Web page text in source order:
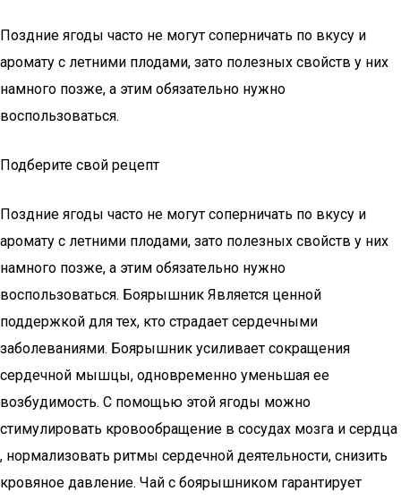
Поздние ягоды часто не могут соперничать по вкусу и
аромату с летними плодами, зато полезных свойств у них
намного позже, а этим обязательно нужно
воспользоваться.
Подберите свой рецепт
Поздние ягоды часто не могут соперничать по вкусу и
аромату с летними плодами, зато полезных свойств у них
намного позже, а этим обязательно нужно
воспользоваться. Боярышник Является ценной
поддержкой для тех, кто страдает сердечными
заболеваниями. Боярышник усиливает сокращения
сердечной мышцы, одновременно уменьшая ее
возбудимость. С помощью этой ягоды можно
стимулировать кровообращение в сосудах мозга и сердца
, нормализовать ритмы сердечной деятельности, снизить
кровяное давление. Чай с боярышником гарантирует